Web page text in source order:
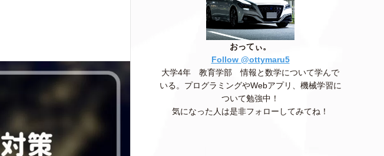
おってぃ。
Follow @ottymaru5
大学4年 教育学部 情報と数学について学んで
いる。プログラミングやWebアプリ、機械学習に
ついて勉強中！
気になった人は是非フォローしてみてね！